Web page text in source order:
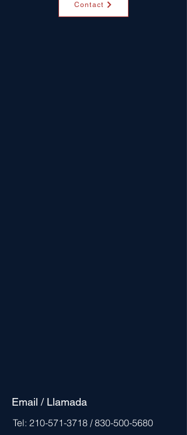
Contact
Email / Llamada
Tel: 210-571-3718 /830-500-5680